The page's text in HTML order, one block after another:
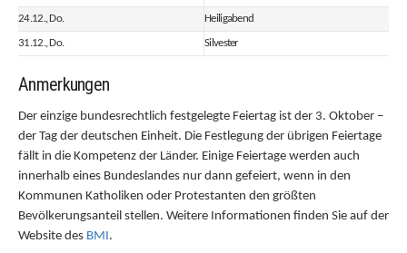
24.12., Do. Heiligabend
31.12., Do. Silvester
Anmerkungen
Der einzige bundesrechtlich festgelegte Feiertag ist der 3. Oktober –
der Tag der deutschen Einheit. Die Festlegung der übrigen Feiertage
fällt in die Kompetenz der Länder. Einige Feiertage werden auch
innerhalb eines Bundeslandes nur dann gefeiert, wenn in den
Kommunen Katholiken oder Protestanten den größten
Bevölkerungsanteil stellen. Weitere Informationen finden Sie auf der
Website des BMI.